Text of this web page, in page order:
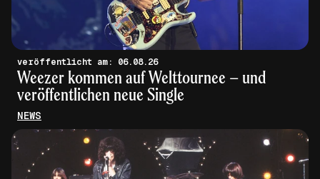
veröffentlicht am: 06.08.26
Weezer kommen auf Welttournee – und
veröffentlichen neue Single
NEWS